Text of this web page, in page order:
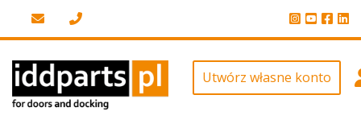
Utwórz własne konto